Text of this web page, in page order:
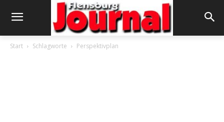
Start Schlagworte Perspektivplan